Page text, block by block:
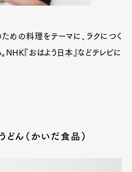
めの料理をテーマに、ラクにつく
NHK『おはよう日本』などテレビに
どん（かいだ食品）